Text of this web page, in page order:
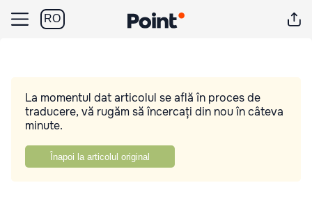
RO
La momentul dat articolul se află în proces de
traducere, vă rugăm să încercați din nou în câteva
minute.
Înapoi la articolul original